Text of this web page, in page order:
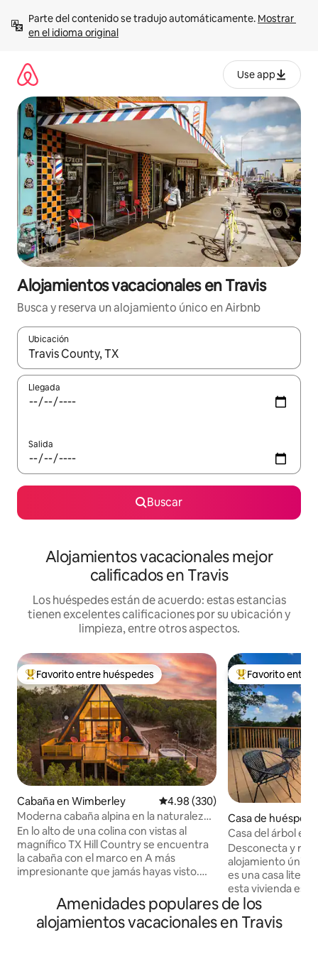
contenido
Parte del contenido se tradujo automáticamente. Mostrar
en el idioma original
Use app
Alojamientos vacacionales en Travis
Busca y reserva un alojamiento único en Airbnb
Ubicación
Cuando los resultados estén disponibles, podrás navegar
Llegada
Salida
Buscar
Alojamientos vacacionales mejor
calificados en Travis
Los huéspedes están de acuerdo: estas estancias
tienen excelentes calificaciones por su ubicación y
limpieza, entre otros aspectos.
De los mejores en Favorito entre huéspedes
Favorito entre huéspedes
Cabaña en Wimberley Calificación promedio: 4.98 de
4.98 (330)
Moderna cabaña alpina en la naturaleza
**jacuzzi y vistas**
En lo alto de una colina con vistas al
magnífico TX Hill Country se encuentra
la cabaña con el marco en A más
impresionante que jamás hayas visto.
de siglo y toques artísticos, este espacio
es precioso. La cabaña está escondida
en un bolsillo de naturaleza rodeado de 3
De los mejores
Favorito entre
Casa de
Casa del árbol en
Desconecta y
alojamiento único
es una casa
esta vivienda
árboles que
Esta casa
para disfrutar de
Amenidades populares de los
alojamientos vacacionales en Travis